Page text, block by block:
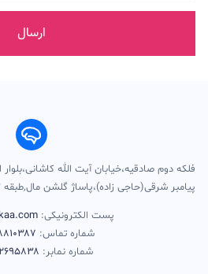
ارسال
فلکه دوم صادقیه،خیابان آیت الله کاشانی،بلوار
پیامبر شرقی(حاجی زاده)،پاساژ گلشن مال,طبقه ۳،واحد۳۱۱
پست الکترونیکی:
شماره تماس: ۴۸۸۱۰۳۸۷ -
شماره نمابر: ۴۲۶۹۵۸۳۸ -